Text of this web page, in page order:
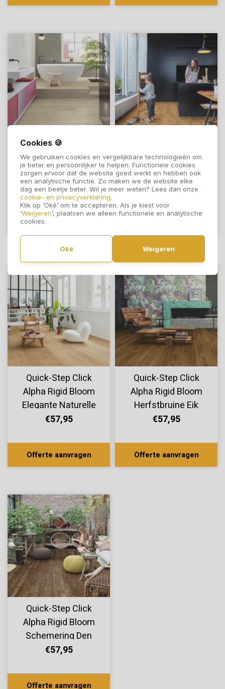
Cookies 🍪
We gebruiken cookies en vergelijkbare technologieën om
je beter en persoonlijker te helpen. Functionele cookies
zorgen ervoor dat de website goed werkt en hebben ook
een analytische functie. Zo maken we de website elke
dag een beetje beter. Wil je meer weten? Lees dan onze
cookie- en privacyverklaring.
Klik op ‘Oké’ om te accepteren. Als je kiest voor
‘Weigeren’, plaatsen we alleen functionele en analytische
cookies.
Oké Weigeren
Quick-Step Click
Alpha Rigid Bloom
Katoenbeige Eik
AVMPU40103
€57,95
Offerte aanvragen
Alpha Rigid Bloom
Herfsthoning Eik
AVMPU40088
€57,95
Quick-Step Click
Alpha Rigid Bloom
Elegante Naturelle
Eik AVMPU40316
€57,95
Offerte aanvragen
Quick-Step Click
Alpha Rigid Bloom
Herfstbruine Eik
AVMPU40090
€57,95
Offerte aanvragen
Quick-Step Click
Alpha Rigid Bloom
Schemering Den
AVMPU40075
€57,95
Offerte aanvragen